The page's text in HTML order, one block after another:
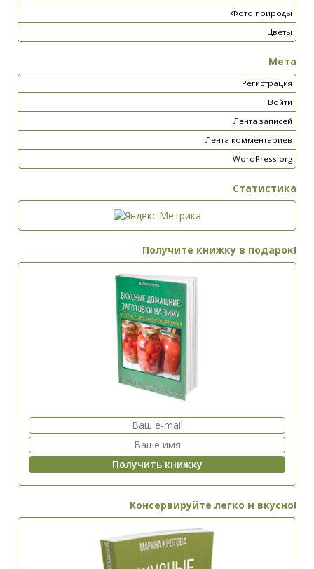
Фото природы
Цветы
Мета
Регистрация
Войти
Лента записей
Лента комментариев
WordPress.org
Статистика
Получите книжку в подарок!
Консервируйте легко и вкусно!